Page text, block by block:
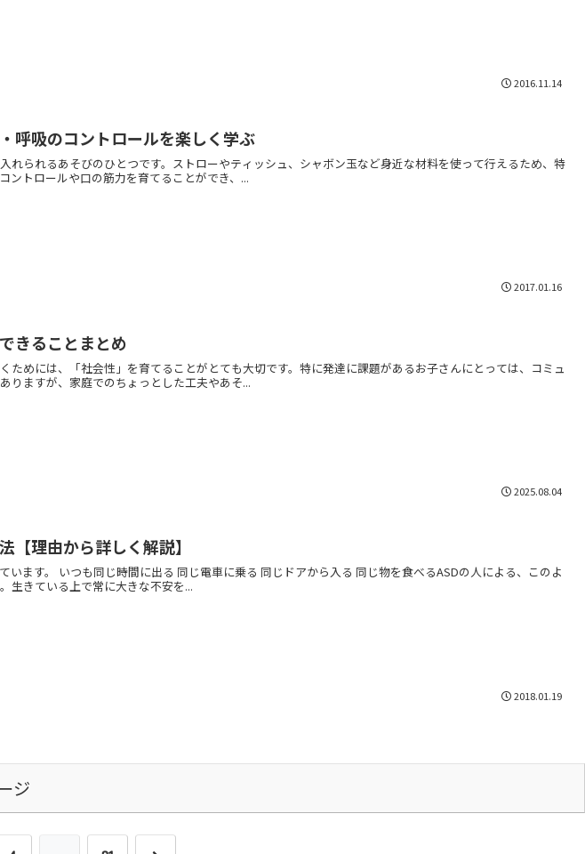
2016.11.14
呼吸のコントロールを楽しく学ぶ
れられるあそびのひとつです。ストローやティッシュ、シャボン玉など身近な材料を使って行えるため、特
ントロールや口の筋力を育てることができ、...
2017.01.16
きることまとめ
ためには、「社会性」を育てることがとても大切です。特に発達に課題があるお子さんにとっては、コミュ
りますが、家庭でのちょっとした工夫やあそ...
2025.08.04
【理由から詳しく解説】
ます。 いつも同じ時間に出る 同じ電車に乗る 同じドアから入る 同じ物を食べるASDの人による、このよ
生きている上で常に大きな不安を...
2018.01.19
ジ